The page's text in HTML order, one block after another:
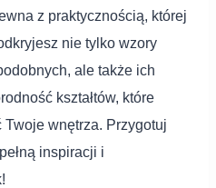
z praktycznością, której
nie tylko wzory
ale także ich
kształtów, które
wnętrza. Przygotuj
inspiracji i